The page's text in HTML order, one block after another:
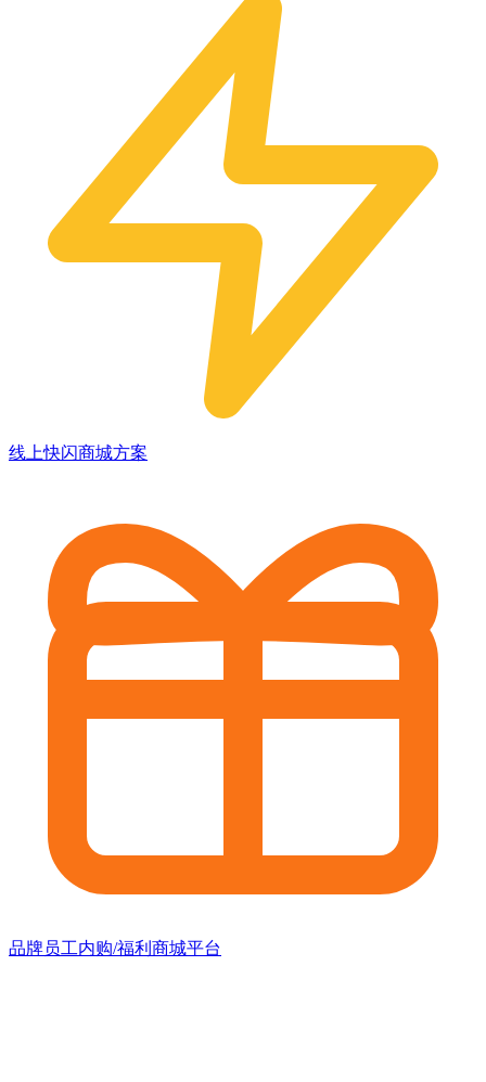
线上快闪商城方案
品牌员工内购/福利商城平台